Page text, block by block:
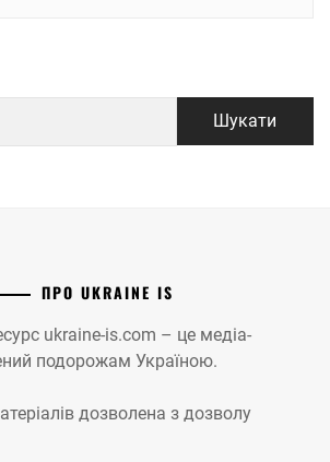
ПРО UKRAINE IS
ukraine-is.com – це медіа-
подорожам Україною.
дозволена з дозволу